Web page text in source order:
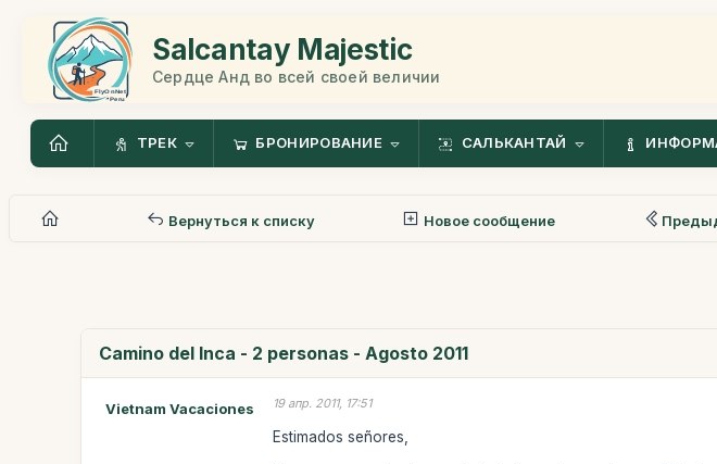
Salcantay Majestic
Сердце Анд во всей своей величии
ТРЕК БРОНИРОВАНИЕ САЛЬКАНТАЙ
Вернуться к списку Новое сообщение
Camino del Inca - 2 personas - Agosto 2011
Vietnam Vacaciones 19 апр. 2011, 17:51
Estimados señores,